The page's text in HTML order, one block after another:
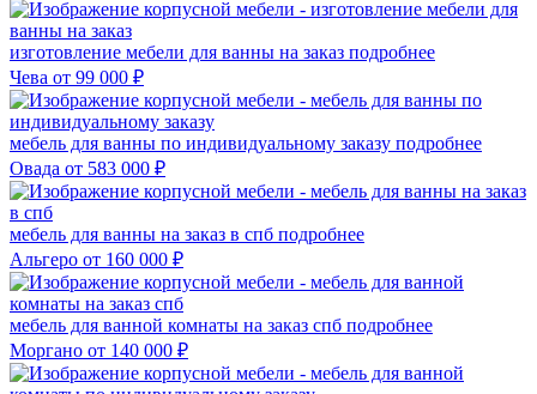
изготовление мебели для ванны на заказ подробнее
Чева от 99 000 ₽
мебель для ванны по индивидуальному заказу подробнее
Овада от 583 000 ₽
мебель для ванны на заказ в спб подробнее
Альгеро от 160 000 ₽
мебель для ванной комнаты на заказ спб подробнее
Моргано от 140 000 ₽